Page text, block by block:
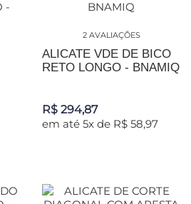
2 AVALIAÇÕES
ALICATE VDE DE BICO
RETO LONGO - BNAMIQ
R$ 294,87
em até 5x de R$ 58,97